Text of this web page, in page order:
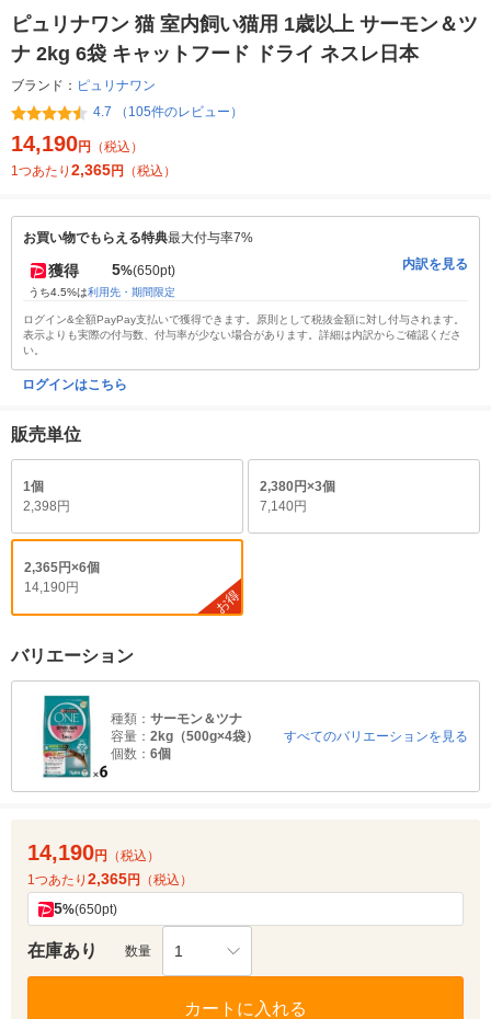
ピュリナワン 猫 室内飼い猫用 1歳以上 サーモン＆ツ
ナ 2kg 6袋 キャットフード ドライ ネスレ日本
ブランド： ピュリナワン
4.7 （105件のレビュー）
14,190円
（税込）
1つあたり 2,365円 （税込）
お買い物でもらえる特典最大付与率7%
獲得 5%(650pt)
うち4.5%は利用先・期間限定
内訳を見る
ログイン&全額PayPay支払いで獲得できます。原則として税抜金額に対し付与されます。
表示よりも実際の付与数、付与率が少ない場合があります。詳細は内訳からご確認くださ
い。
ログインはこちら
販売単位
1個
2,398円
2,380円×3個
7,140円
2,365円×6個
14,190円
お得
バリエーション
種類： サーモン＆ツナ
容量： 2kg（500g×4袋）
個数： 6個
すべてのバリエーションを見る
14,190円
（税込）
1つあたり 2,365円 （税込）
5%(650pt)
在庫あり 数量 1
カートに入れる